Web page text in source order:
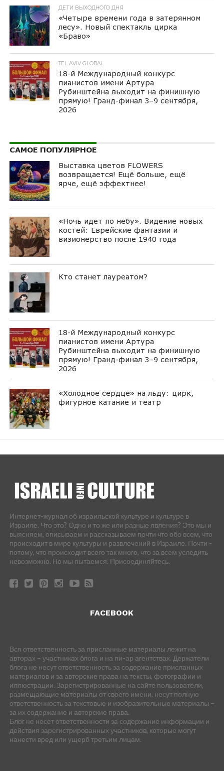
ДЕТИ ВЫХОДНОГО ДНЯ
«Четыре времени года в затерянном
лесу». Новый спектакль цирка
«Браво»
TEL AVIV GLOBAL
18-й Международный конкурс
пианистов имени Артура
Рубинштейна выходит на финишную
прямую! Гранд-финал 3–9 сентября,
2026
САМОЕ ПОПУЛЯРНОЕ
Выставка цветов FLOWERS
возвращается! Ещё больше, ещё
ярче, ещё эффектнее!
«Ночь идёт по небу». Видение новых
костей: Еврейские фантазии и
визионерство после 1940 года
Кто станет лауреатом?
18-й Международный конкурс
пианистов имени Артура
Рубинштейна выходит на финишную
прямую! Гранд-финал 3–9 сентября,
2026
«Холодное сердце» на льду: цирк,
фигурное катание и театр
Интернет-журнал об израильской культуре и культуре в
Израиле. Что это? Одно и то же или разные явления? Это мы и
выясняем, описываем и рассказываем почти что обо всем, что
происходит в мире культуры и развлечений в Израиле. Почти -
потому, что происходит всего так много, что за всем уследить
невозможно. Но мы пытаемся. Присоединяйтесь.
FACEBOOK
Вся ответственность за присланные материалы лежит на
авторах – участниках блога и на пи-ар агентствах. Держатели
блога не несут ответственность за содержание присланных
материалов и за авторские права на тексты, фотографии и
иллюстрации. Зарегистрированные на сайте пользователи,
размещающие материалы от своего имени, несут полную
ответственность за текстовые и изобразительные материалы –
за их содержание и авторские права.
Блог не несет ответственности за содержание информации и
действия зарегистрированных участников, которые могут
нанести вред или ущерб третьим лицам.